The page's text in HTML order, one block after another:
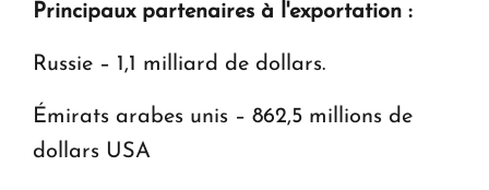
Principaux partenaires à l'exportation :
Russie – 1,1 milliard de dollars.
Émirats arabes unis – 862,5 millions de
dollars USA